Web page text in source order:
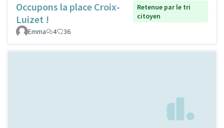
Occupons la place Croix-
Luizet !
Retenue par le tri
citoyen
Emma
4 36